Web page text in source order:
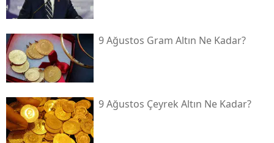
9 Ağustos Gram Altın Ne Kadar?
9 Ağustos Çeyrek Altın Ne Kadar?